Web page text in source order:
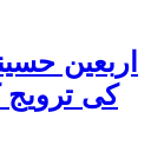
کی ترویج